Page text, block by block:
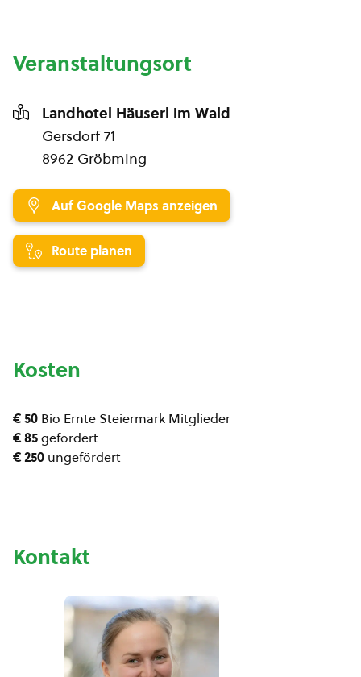
Veranstaltungsort
Landhotel Häuserl im Wald
Gersdorf 71
8962 Gröbming
Auf Google Maps anzeigen
Route planen
Kosten
€ 50 Bio Ernte Steiermark Mitglieder
€ 85gefördert
€ 250 ungefördert
Kontakt